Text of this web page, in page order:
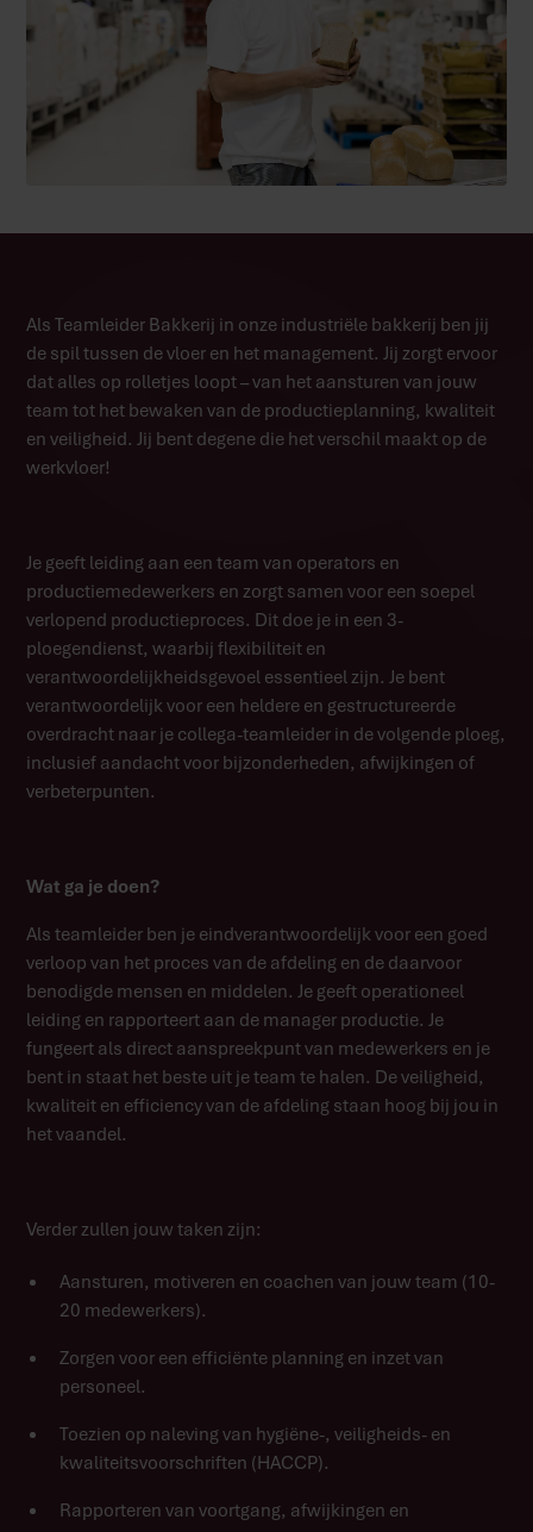
Als Teamleider Bakkerij in onze industriële bakkerij ben jij
de spil tussen de vloer en het management. Jij zorgt ervoor
dat alles op rolletjes loopt – van het aansturen van jouw
team tot het bewaken van de productieplanning, kwaliteit
en veiligheid. Jij bent degene die het verschil maakt op de
werkvloer!
Je geeft leiding aan een team van operators en
productiemedewerkers en zorgt samen voor een soepel
verlopend productieproces. Dit doe je in een 3-
ploegendienst, waarbij flexibiliteit en
verantwoordelijkheidsgevoel essentieel zijn. Je bent
verantwoordelijk voor een heldere en gestructureerde
overdracht naar je collega-teamleider in de volgende ploeg,
inclusief aandacht voor bijzonderheden, afwijkingen of
verbeterpunten.
Wat ga je doen?
Als teamleider ben je eindverantwoordelijk voor een goed
verloop van het proces van de afdeling en de daarvoor
benodigde mensen en middelen. Je geeft operationeel
leiding en rapporteert aan de manager productie. Je
fungeert als direct aanspreekpunt van medewerkers en je
bent in staat het beste uit je team te halen. De veiligheid,
kwaliteit en efficiency van de afdeling staan hoog bij jou in
het vaandel.
Verder zullen jouw taken zijn:
Aansturen, motiveren en coachen van jouw team (10-
20 medewerkers).
Zorgen voor een efficiënte planning en inzet van
personeel.
Toezien op naleving van hygiëne-, veiligheids- en
kwaliteitsvoorschriften (HACCP).
Rapporteren van voortgang, afwijkingen en